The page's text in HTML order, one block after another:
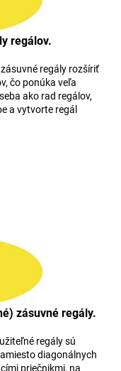
regálov.
regály rozšíriť
čo ponúka veľa
ako rad regálov,
a vytvorte regál
zásuvné regály.
regály sú
diagonálnych
priečnikmi, na